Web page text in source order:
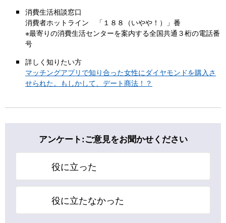
消費生活相談窓口
消費者ホットライン 「１８８（いやや！）」番
※最寄りの消費生活センターを案内する全国共通３桁の電話番
号
詳しく知りたい方
マッチングアプリで知り合った女性にダイヤモンドを購入さ
せられた。もしかして、デート商法！？
アンケート:ご意見をお聞かせください
役に立った
役に立たなかった